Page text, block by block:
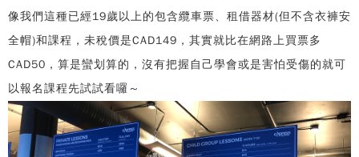
像我們這種已經19歲以上的包含纜車票、租借器材(但不含衣褲安
全帽)和課程，未稅價是CAD149，其實就比在網路上買票多
CAD50，算是蠻划算的，沒有把握自己學會或是害怕受傷的就可
以報名課程先試試看囉～